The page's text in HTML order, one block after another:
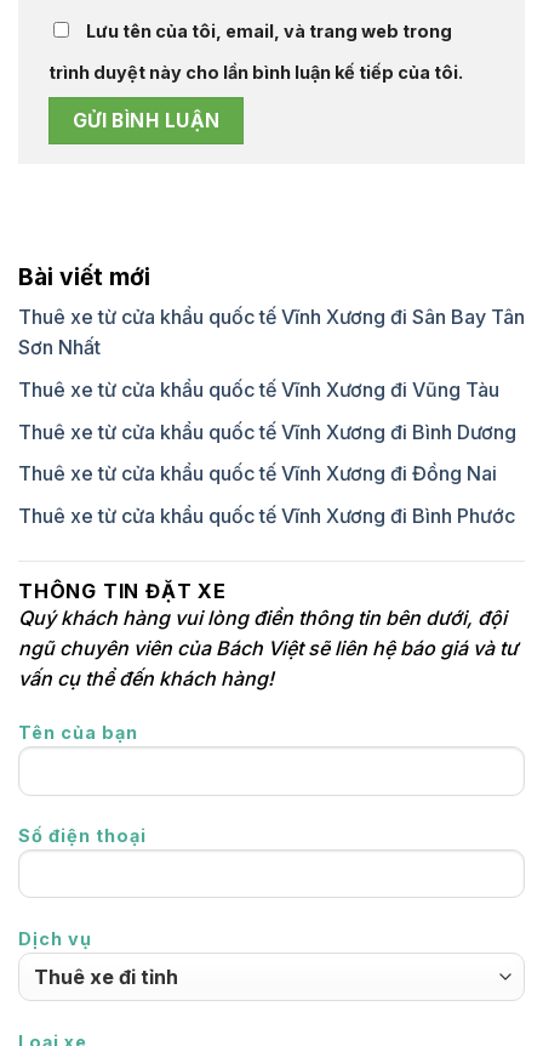
Lưu tên của tôi, email, và trang web trong
trình duyệt này cho lần bình luận kế tiếp của tôi.
Bài viết mới
Thuê xe từ cửa khẩu quốc tế Vĩnh Xương đi Sân Bay Tân
Sơn Nhất
Thuê xe từ cửa khẩu quốc tế Vĩnh Xương đi Vũng Tàu
Thuê xe từ cửa khẩu quốc tế Vĩnh Xương đi Bình Dương
Thuê xe từ cửa khẩu quốc tế Vĩnh Xương đi Đồng Nai
Thuê xe từ cửa khẩu quốc tế Vĩnh Xương đi Bình Phước
THÔNG TIN ĐẶT XE
Quý khách hàng vui lòng điền thông tin bên dưới, đội
ngũ chuyên viên của Bách Việt sẽ liên hệ báo giá và tư
vấn cụ thể đến khách hàng!
Tên của bạn
Số điện thoại
Dịch vụ
Loại xe